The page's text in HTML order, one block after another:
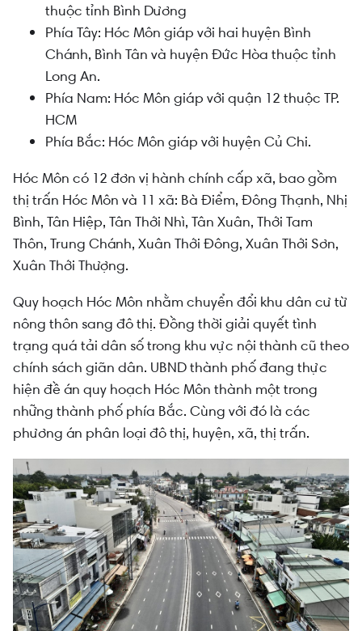
thuộc tỉnh Bình Dương
Phía Tây: Hóc Môn giáp với hai huyện Bình
Chánh, Bình Tân và huyện Đức Hòa thuộc tỉnh
Long An.
Phía Nam: Hóc Môn giáp với quận 12 thuộc TP.
HCM
Phía Bắc: Hóc Môn giáp với huyện Củ Chi.
Hóc Môn có 12 đơn vị hành chính cấp xã, bao gồm
thị trấn Hóc Môn và 11 xã: Bà Điểm, Đông Thạnh, Nhị
Bình, Tân Hiệp, Tân Thới Nhì, Tân Xuân, Thới Tam
Thôn, Trung Chánh, Xuân Thới Đông, Xuân Thới Sơn,
Xuân Thới Thượng.
Quy hoạch Hóc Môn nhằm chuyển đổi khu dân cư từ
nông thôn sang đô thị. Đồng thời giải quyết tình
trạng quá tải dân số trong khu vực nội thành cũ theo
chính sách giãn dân. UBND thành phố đang thực
hiện đề án quy hoạch Hóc Môn thành một trong
những thành phố phía Bắc. Cùng với đó là các
phương án phân loại đô thị, huyện, xã, thị trấn.